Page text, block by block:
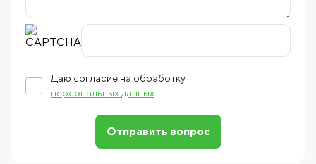
Даю согласие на обработку
персональных данных
Отправить вопрос